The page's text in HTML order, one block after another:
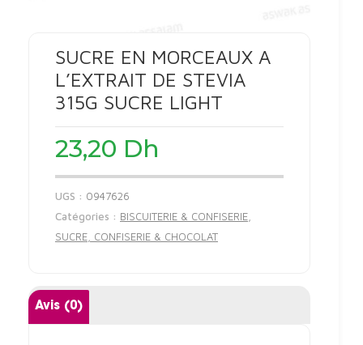
SUCRE EN MORCEAUX A
L’EXTRAIT DE STEVIA
315G SUCRE LIGHT
23,20 Dh
UGS : 0947626
Catégories : BISCUITERIE & CONFISERIE
SUCRE, CONFISERIE & CHOCOLAT
Avis (0)